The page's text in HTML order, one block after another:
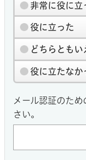
非常に役に立
役に立った
どちらともい
役に立たなか
メール認証のた
さい。